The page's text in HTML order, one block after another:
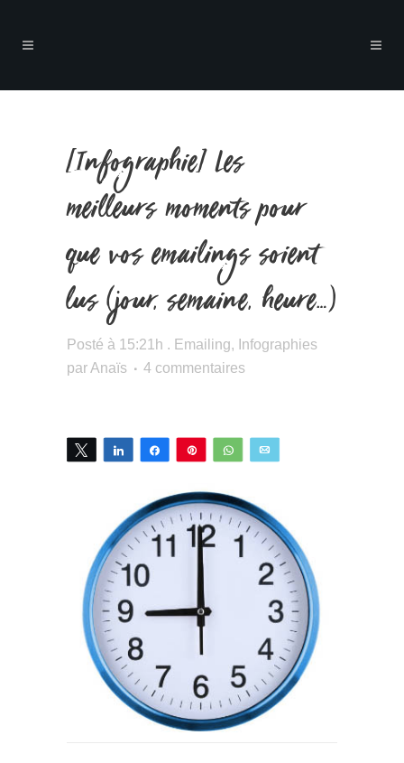
[Infographie] Les
meilleurs moments pour
que vos emailings soient
lus (jour, semaine, heure…)
Posté à 15:21h . Emailing, Infographies
parAnaïs 4 commentaires
Tweetez Partagez Partagez Épingle WhatsApp